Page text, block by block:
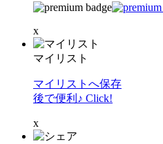
x
マイリスト
マイリストへ保存
後で便利♪ Click!
x